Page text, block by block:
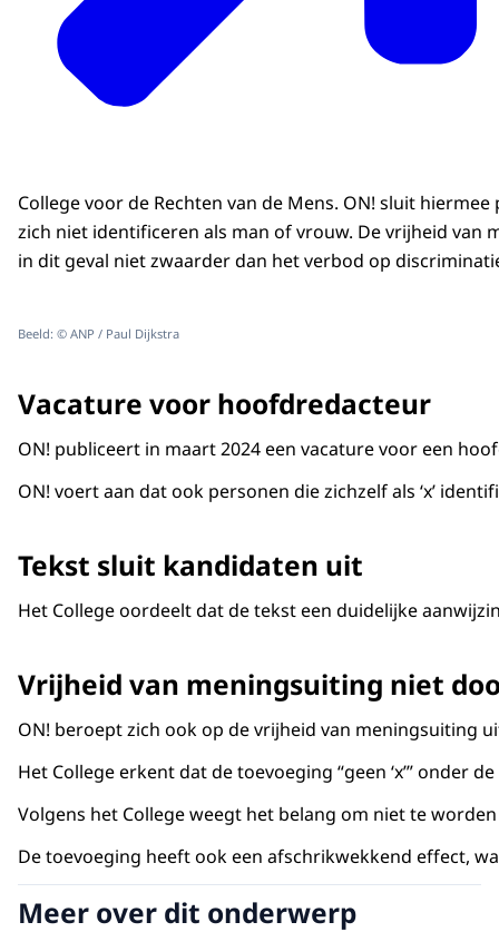
College voor de Rechten van de Mens. ON! sluit
zich niet identificeren als man of vrouw. De vrijheid van
in dit geval niet zwaarder dan het verbod op
Beeld: © ANP / Paul Dijkstra
Vacature voor hoofdredacteur
ON! publiceert in maart 2024 een vacature voor een
ON! voert aan dat ook personen die zichzelf als ‘x’
Tekst sluit kandidaten uit
Het College oordeelt dat de tekst een duidelijke
Vrijheid van meningsuiting niet
ON! beroept zich ook op de vrijheid van meningsuiting
Het College erkent dat de toevoeging “geen ‘x’”
Volgens het College weegt het belang om niet te
De toevoeging heeft ook een afschrikwekkend effect,
Meer over dit onderwerp